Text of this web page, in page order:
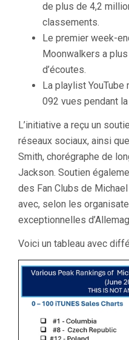
de plus de 4,2
classements.
Le premier week-
Moonwalkers a
d’écoutes.
La playlist YouTube
092 vues pendant
L’initiative a reçu un
réseaux sociaux, ainsi
Smith, chorégraphe de
Jackson. Soutien
des Fan Clubs de
avec, selon les
exceptionnelles
Voici un tableau avec